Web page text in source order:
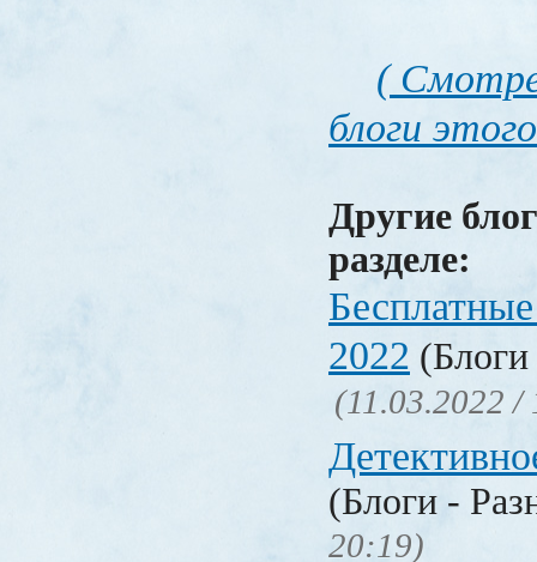
(
блоги
Другие
разделе:
2022
(11.03.2022 /
(Блоги -
20:19)